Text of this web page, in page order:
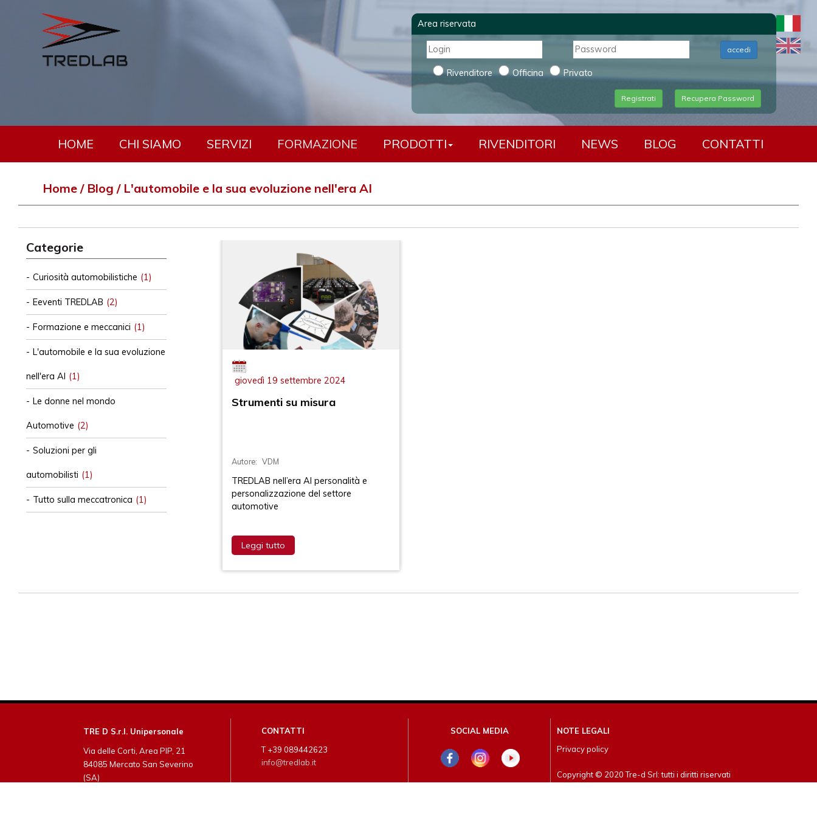
Area riservata
accedi
Rivenditore Officina Privato
Registrati Recupera Password
HOME CHI SIAMO SERVIZI FORMAZIONE PRODOTTI RIVENDITORI NEWS BLOG CONTATTI
Home Blog L'automobile e la sua evoluzione nell'era AI
Categorie
Curiosità automobilistiche (1)
Eeventi TREDLAB (2)
Formazione e meccanici (1)
L'automobile e la sua evoluzione
nell'era AI (1)
Le donne nel mondo
Automotive (2)
Soluzioni per gli
automobilisti (1)
Tutto sulla meccatronica (1)
giovedì 19 settembre 2024
Strumenti su misura
Autore: VDM
TREDLAB nell’era AI personalità e
personalizzazione del settore
automotive
Leggi tutto
TRE D S.r.l. Unipersonale
Via delle Corti, Area PIP, 21
84085 Mercato San Severino
(SA)
CONTATTI
T +39 089442623
info@tredlab.it
SOCIAL MEDIA
NOTE LEGALI
Privacy policy
Copyright © 2020 Tre-d Srl: tutti i diritti riservati